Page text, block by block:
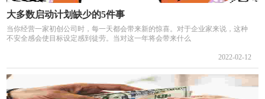
大多数启动计划缺少的5件事
当你经营一家初创公司时，每一天都会带来新的惊喜。对于企业家来说，这种
不安全感会使目标设定感到徒劳。当对这一年将会带来什么
2022-02-12